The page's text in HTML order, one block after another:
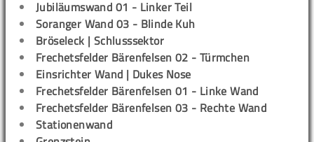
Jubiläumswand 01 - Linker Teil
Soranger Wand 03 - Blinde Kuh
Bröseleck | Schlusssektor
Frechetsfelder Bärenfelsen 02 - Türmchen
Einsrichter Wand | Dukes Nose
Frechetsfelder Bärenfelsen 01 - Linke Wand
Frechetsfelder Bärenfelsen 03 - Rechte Wand
Stationenwand